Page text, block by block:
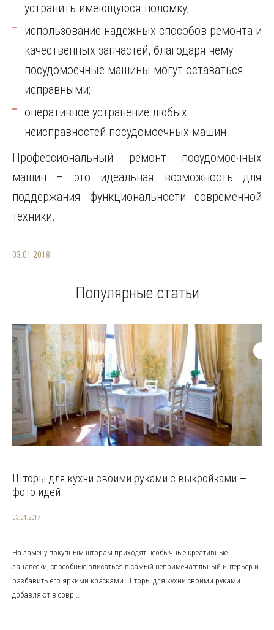
устранить имеющуюся поломку;
использование надежных способов ремонта и
качественных запчастей, благодаря чему
посудомоечные машины могут оставаться
исправными;
оперативное устранение любых
неисправностей посудомоечных машин.
Профессиональный ремонт посудомоечных
машин – это идеальная возможность для
поддержания функциональности современной
техники.
03.01.2018
Популярные статьи
Шторы для кухни своими руками с выкройками —
фото идей
03.04.2017
На замену покупным шторам приходят необычные креативные
занавески, способные вписаться в самый непримечательный интерьер и
разбавить его яркими красками. Шторы для кухни своими руками
добавляют в совр...